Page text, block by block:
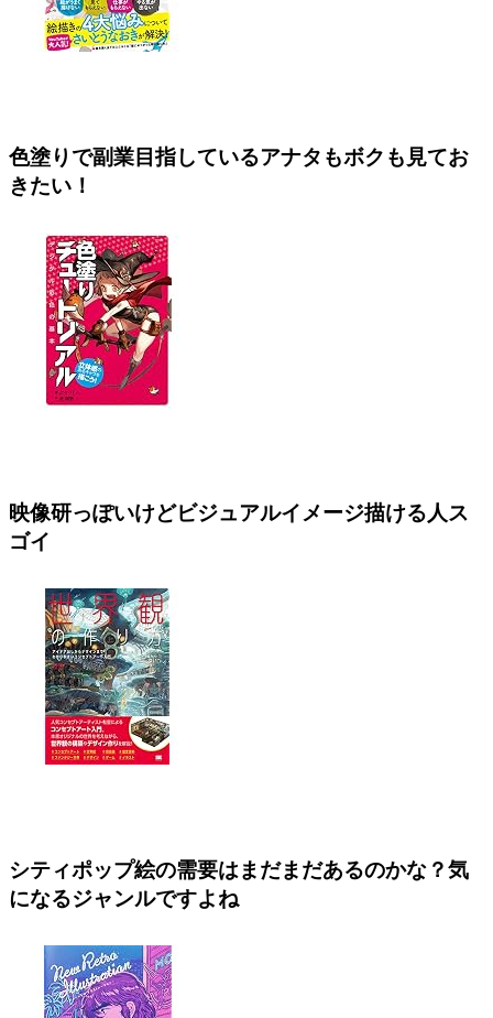
色塗りで副業目指しているアナタもボクも見てお
きたい！
映像研っぽいけどビジュアルイメージ描ける人ス
ゴイ
シティポップ絵の需要はまだまだあるのかな？気
になるジャンルですよね